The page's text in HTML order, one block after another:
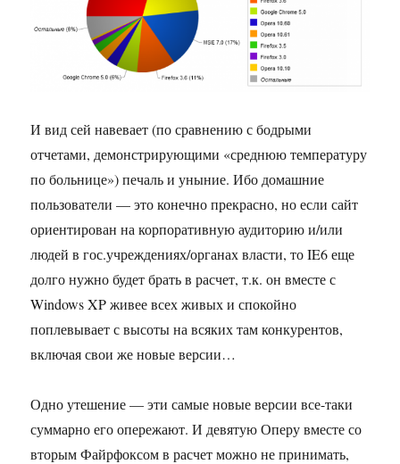
И вид сей навевает (по сравнению с бодрыми
отчетами, демонстрирующими «среднюю температуру
по больнице») печаль и уныние. Ибо домашние
пользователи — это конечно прекрасно, но если сайт
ориентирован на корпоративную аудиторию и/или
людей в гос.учреждениях/органах власти, то IE6 еще
долго нужно будет брать в расчет, т.к. он вместе с
Windows XP живее всех живых и спокойно
поплевывает с высоты на всяких там конкурентов,
включая свои же новые версии…
Одно утешение — эти самые новые версии все-таки
суммарно его опережают. И девятую Оперу вместе со
вторым Файрфоксом в расчет можно не принимать,